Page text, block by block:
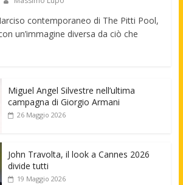
contemporaneo di The Pitti Pool,
un’immagine diversa da ciò che
Miguel Angel Silvestre nell’ultima
campagna di Giorgio Armani
26 Maggio 2026
John Travolta, il look a Cannes 2026
divide tutti
19 Maggio 2026